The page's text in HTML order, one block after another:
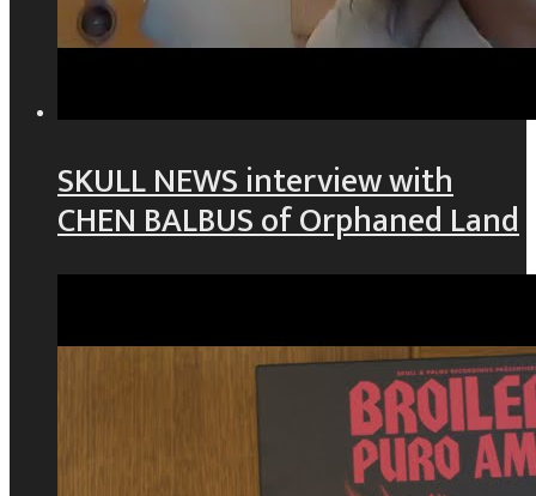
SKULL NEWS interview with
CHEN BALBUS of Orphaned Land